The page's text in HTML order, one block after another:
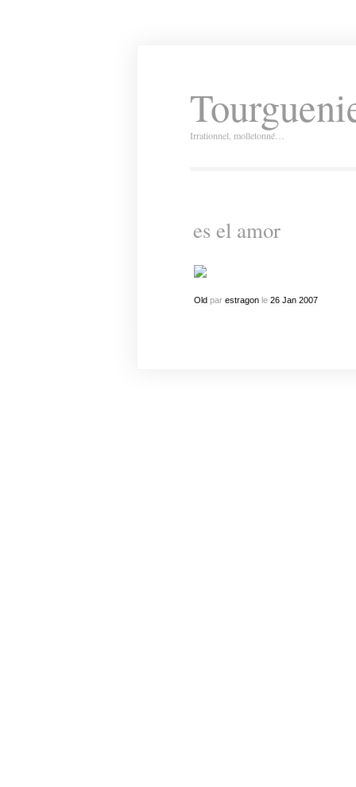
Irrationnel, molletonné…
es el amor
Old par estragonle 26 Jan 2007